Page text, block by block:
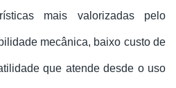
mais valorizadas pelo
mecânica, baixo custo de
que atende desde o uso